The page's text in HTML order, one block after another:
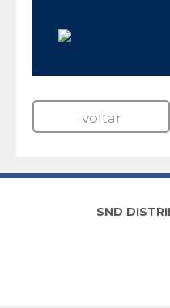
voltar
SND